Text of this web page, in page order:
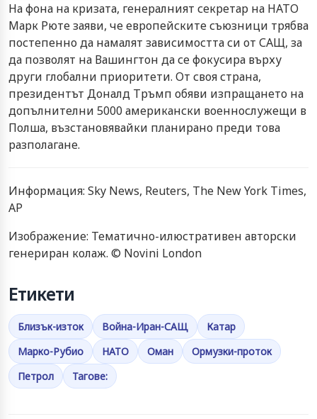
На фона на кризата, генералният секретар на НАТО
Марк Рюте заяви, че европейските съюзници трябва
постепенно да намалят зависимостта си от САЩ, за
да позволят на Вашингтон да се фокусира върху
други глобални приоритети. От своя страна,
президентът Доналд Тръмп обяви изпращането на
допълнителни 5000 американски военнослужещи в
Полша, възстановявайки планирано преди това
разполагане.
Информация: Sky News, Reuters, The New York Times,
AP
Изображение: Тематично-илюстративен авторски
генериран колаж. © Novini London
Етикети
Близък-изток Война-Иран-САЩ
Катар
Марко-Рубио
НАТО Оман
Ормузки-проток
Петрол
Тагове: